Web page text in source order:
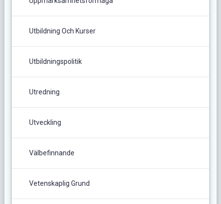
Utbildning Och Kurser
Utbildningspolitik
Utredning
Utveckling
Välbefinnande
Vetenskaplig Grund